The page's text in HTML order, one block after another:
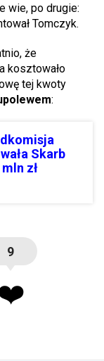
wie, po drugie:
Tomczyk.
że
kosztowało
tej kwoty
:
Skarb
zł
9